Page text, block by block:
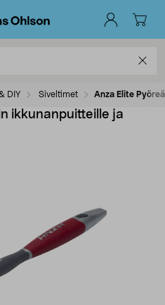
DIY Siveltimet Anza Elite
ikkunanpuitteille ja